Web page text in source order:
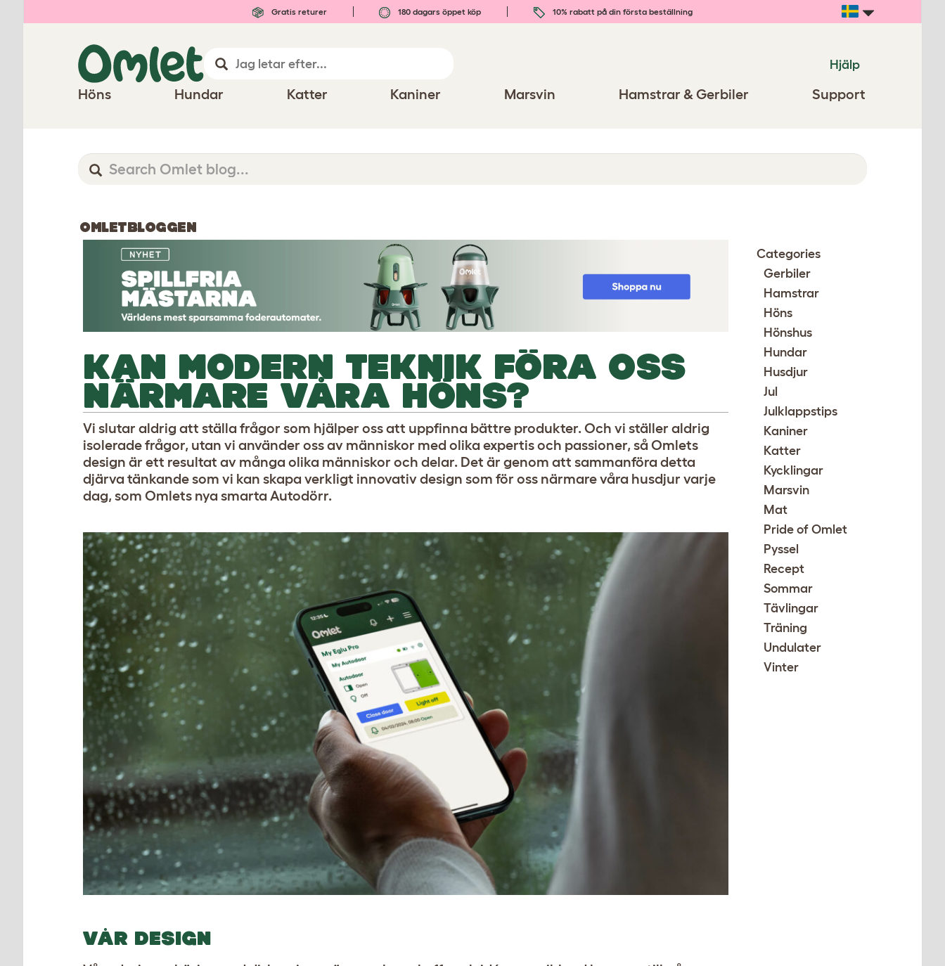
Gratis returer 180 dagars öppet köp 10% rabatt på din första beställning
Hjälp
Höns Hundar Katter Kaniner Marsvin Hamstrar & Gerbiler Support
OMLETBLOGGEN
KAN MODERN TEKNIK FÖRA OSS
NÄRMARE VÅRA HÖNS?
Vi slutar aldrig att ställa frågor som hjälper oss att uppfinna bättre produkter. Och vi ställer aldrig
isolerade frågor, utan vi använder oss av människor med olika expertis och passioner, så Omlets
design är ett resultat av många olika människor och delar. Det är genom att sammanföra detta
djärva tänkande som vi kan skapa verkligt innovativ design som för oss närmare våra husdjur varje
dag, som Omlets nya smarta Autodörr.
VÅR DESIGN
Categories
Gerbiler
Hamstrar
Höns
Hönshus
Hundar
Husdjur
Jul
Julklappstips
Kaniner
Katter
Kycklingar
Marsvin
Mat
Pride of Omlet
Pyssel
Recept
Sommar
Tävlingar
Träning
Undulater
Vinter